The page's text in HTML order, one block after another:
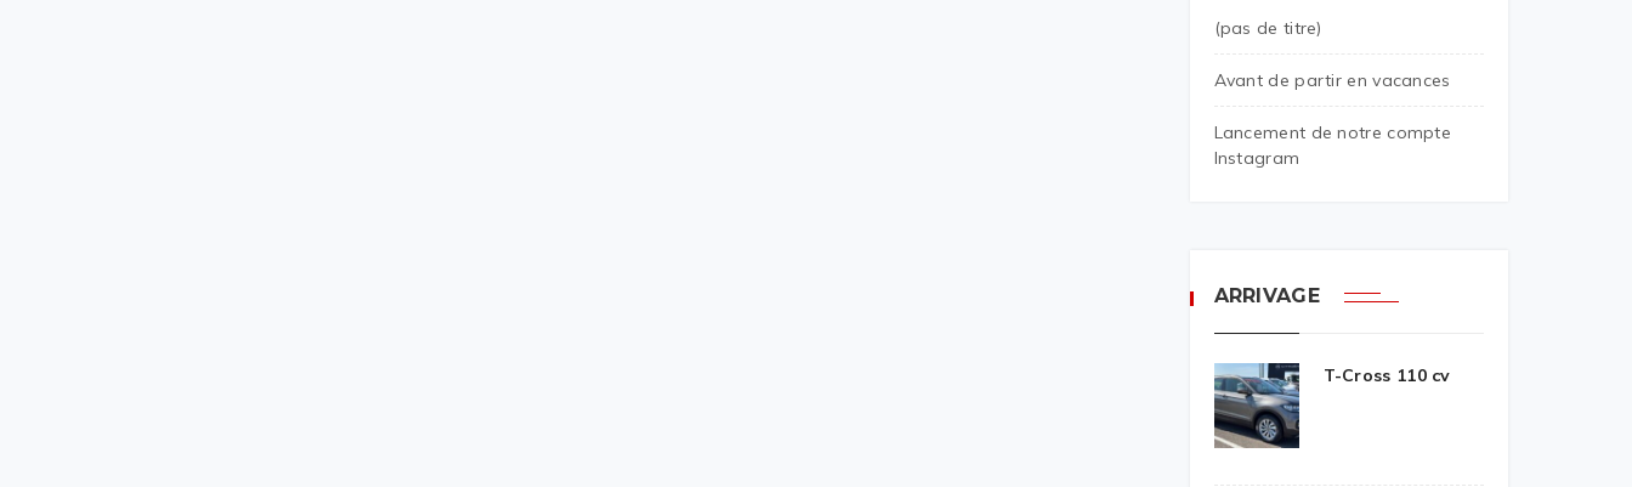
(pas de titre)
Avant de partir en vacances
Lancement de notre compte
Instagram
ARRIVAGE
T-Cross 110 cv